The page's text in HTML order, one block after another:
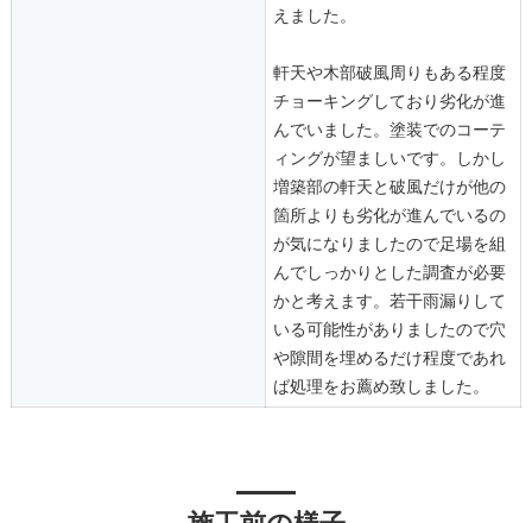
えました。
軒天や木部破風周りもある程度
チョーキングしており劣化が進
んでいました。塗装でのコーテ
ィングが望ましいです。しかし
増築部の軒天と破風だけが他の
箇所よりも劣化が進んでいるの
が気になりましたので足場を組
んでしっかりとした調査が必要
かと考えます。若干雨漏りして
いる可能性がありましたので穴
や隙間を埋めるだけ程度であれ
ば処理をお薦め致しました。